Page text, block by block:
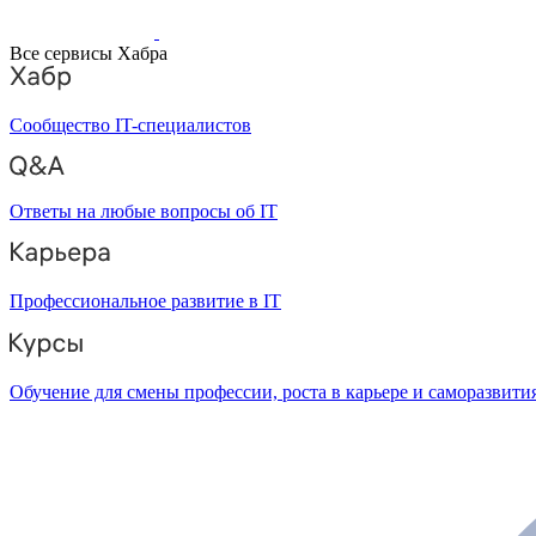
Все сервисы Хабра
Сообщество IT-специалистов
Ответы на любые вопросы об IT
Профессиональное развитие в IT
Обучение для смены профессии, роста в карьере и